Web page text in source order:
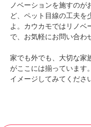
ノベーションを施すの
ど、ペット目線の工夫を
よ。カウカモではリノベ
で、お気軽にお問い合わ
家でも外でも、大切な家
がここには揃っています
イメージしてみてくださ